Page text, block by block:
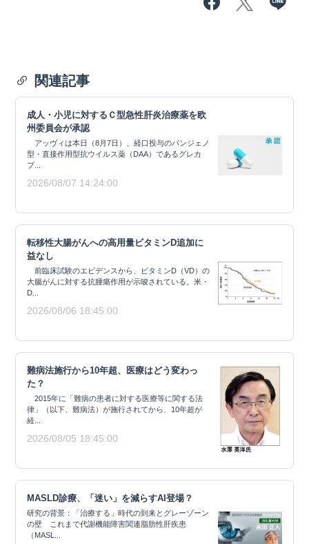
関連記事
成人・小児に対するＣ型急性肝炎治療薬を欧
州委員会が承認
アッヴィは本日（8月7日）、経口投与のパンジェノ
型・直接作用型抗ウイルス薬（DAA）であるグレカ
プ...
2026/08/07 14:24:00
転移性大腸がんへの高用量ビタミンD追加に
益なし
前臨床試験のエビデンスから、ビタミンD（VD）の
大腸がんに対する抗腫瘍作用が示唆されている。米・
D...
2026/08/06 18:45:00
難病法施行から10年超、医療はどう変わっ
た？
2015年に「難病の患者に対する医療等に関する法
律」（以下、難病法）が施行されてから、10年超が
経...
2026/08/05 18:45:00
MASLD診療、「迷い」を減らすAI登場？
研究の背景：「治療する」時代の到来とグレーゾーン
の壁 これまで代謝機能障害関連脂肪性肝疾患
（MASL...